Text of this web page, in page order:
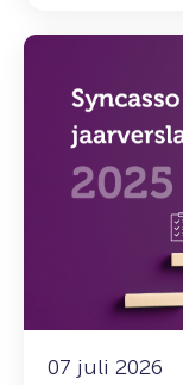
07 juli 2026
Lees
Syncasso
jaarverslagen
resultaten